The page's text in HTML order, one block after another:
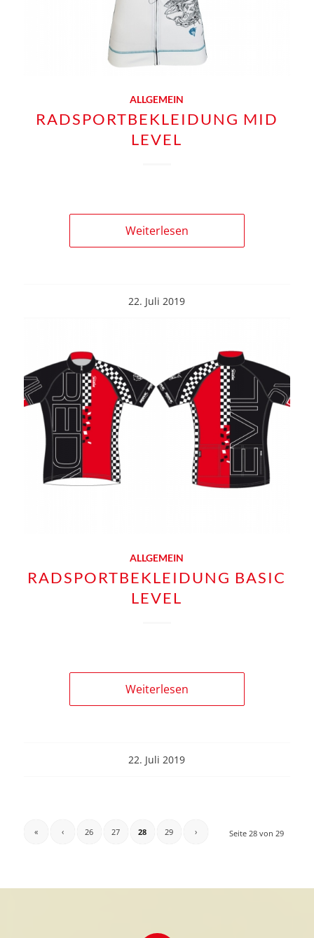
ALLGEMEIN
RADSPORTBEKLEIDUNG MID
LEVEL
Weiterlesen
22. Juli 2019
ALLGEMEIN
RADSPORTBEKLEIDUNG BASIC
LEVEL
Weiterlesen
22. Juli 2019
Seite 28 von 29
« ‹ 26 27 28 29 ›